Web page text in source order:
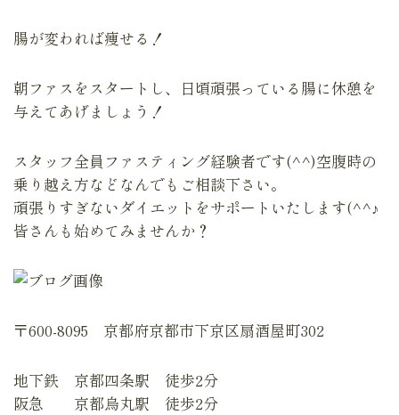
腸が変われば痩せる！
朝ファスをスタートし、日頃頑張っている腸に休憩を
与えてあげましょう！
スタッフ全員ファスティング経験者です(^^)空腹時の
乗り越え方などなんでもご相談下さい。
頑張りすぎないダイエットをサポートいたします(^^♪
皆さんも始めてみませんか？
〒600-8095 京都府京都市下京区扇酒屋町302
地下鉄 京都四条駅 徒歩2分
阪急 京都烏丸駅 徒歩2分